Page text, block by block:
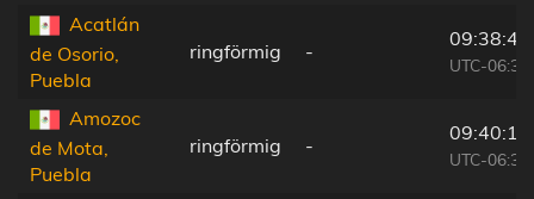
Acatlán
de Osorio,
Puebla
ringförmig -
09:38:41
UTC-06:36
Amozoc
de Mota,
Puebla
ringförmig -
09:40:18
UTC-06:36